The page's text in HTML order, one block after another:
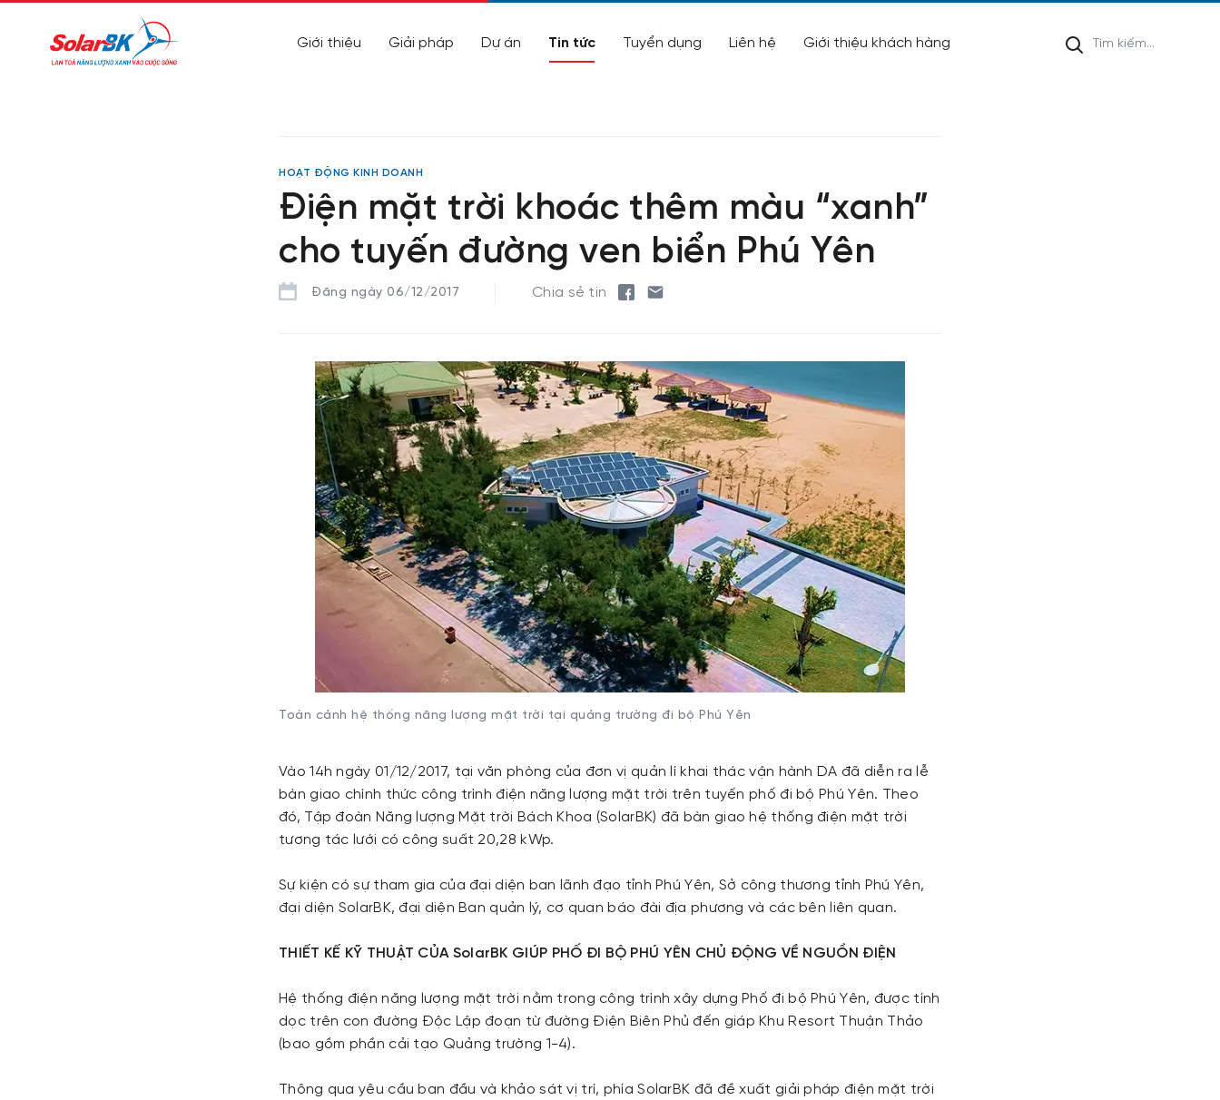
Giới thiệu Giải pháp Dự án Tin tức Tuyển dụng Liên hệ Giới thiệu khách hàng
HOẠT ĐỘNG KINH DOANH
Điện mặt trời khoác thêm màu “xanh”
cho tuyến đường ven biển Phú Yên
Đăng ngày 06/12/2017 Chia sẻ tin
Toàn cảnh hệ thống năng lượng mặt trời tại quảng trường đi bộ Phú Yên
Vào 14h ngày 01/12/2017, tại văn phòng của đơn vị quản lí khai thác vận hành DA đã diễn ra lễ
bàn giao chính thức công trình điện năng lượng mặt trời trên tuyến phố đi bộ Phú Yên. Theo
đó, Tập đoàn Năng lượng Mặt trời Bách Khoa (SolarBK) đã bàn giao hệ thống điện mặt trời
tương tác lưới có công suất 20,28 kWp.
Sự kiện có sự tham gia của đại diện ban lãnh đạo tỉnh Phú Yên, Sở công thương tỉnh Phú Yên,
đại diện SolarBK, đại diện Ban quản lý, cơ quan báo đài địa phương và các bên liên quan.
THIẾT KẾ KỸ THUẬT CỦA SolarBK GIÚP PHỐ ĐI BỘ PHÚ YÊN CHỦ ĐỘNG VỀ NGUỒN ĐIỆN
Hệ thống điện năng lượng mặt trời nằm trong công trình xây dựng Phố đi bộ Phú Yên, được tính
dọc trên con đường Độc Lập đoạn từ đường Điện Biên Phủ đến giáp Khu Resort Thuận Thảo
(bao gồm phần cải tạo Quảng trường 1-4).
Thông qua yêu cầu ban đầu và khảo sát vị trí, phía SolarBK đã đề xuất giải pháp điện mặt trời